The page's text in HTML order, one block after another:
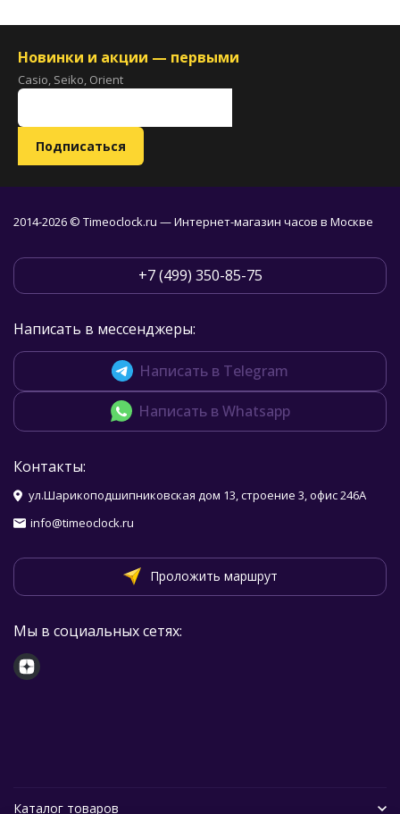
Новинки и акции — первыми
Casio, Seiko, Orient
2014-2026 © Timeoclock.ru — Интернет-магазин часов в Москве
+7 (499) 350-85-75
Написать в мессенджеры:
Написать в Telegram
Написать в Whatsapp
Контакты:
ул.Шарикоподшипниковская дом 13, строение 3, офис 246А
info@timeoclock.ru
Проложить маршрут
Мы в социальных сетях:
Каталог товаров